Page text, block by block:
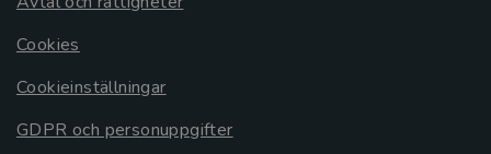
Cookies
Cookieinställningar
GDPR och personuppgifter